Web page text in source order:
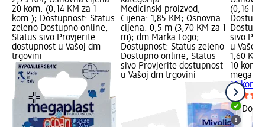
20 kom. (0,14 KM za 1
kom.); Dostupnost: Status
zeleno Dostupno online,
Status sivo Provjerite
dostupnost u Vašoj dm
trgovini
Medicinski proizvod;
Cijena: 1,85 KM; Osnovna
cijena: 0,5 m (3,70 KM za 1
m); dm Marka Logo;
Dostupnost: Status zeleno
Dostupno online, Status
sivo Provjerite dostupnost
u Vašoj dm trgovini
(0,16
sivo
u Vašoj
1,60 KM
10 kom.
10 kom.